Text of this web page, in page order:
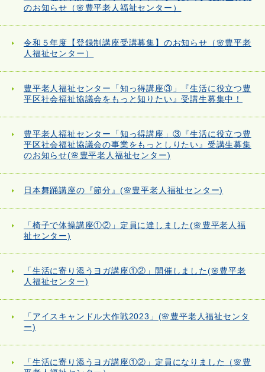
のお知らせ（🌸豊平老人福祉センター）
令和５年度【登録制講座受講募集】のお知らせ（🌸豊平老
人福祉センター）
豊平老人福祉センター「知っ得講座③」『生活に役立つ豊
平区社会福祉協議会をもっと知りたい』受講生募集中！
豊平老人福祉センター「知っ得講座」③『生活に役立つ豊
平区社会福祉協議会の事業をもっとしりたい』受講生募集
のお知らせ(🌸豊平老人福祉センター)
日本舞踊講座の『節分』(🌸豊平老人福祉センター)
「椅子で体操講座①②」定員に達しました(🌸豊平老人福
祉センター)
「生活に寄り添うヨガ講座①②」開催しました(🌸豊平老
人福祉センター)
「アイスキャンドル大作戦2023」(🌸豊平老人福祉センタ
ー)
「生活に寄り添うヨガ講座①②」定員になりました（🌸豊